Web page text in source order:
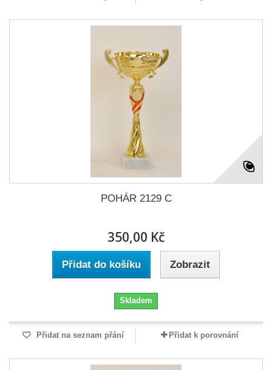
POHÁR 2129 C
350,00 Kč
Přidat do košíku Zobrazit
Skladem
Přidat na seznam přání Přidat k porovnání